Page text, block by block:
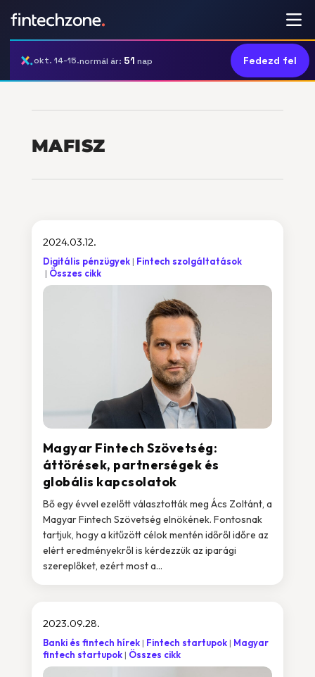
okt. 14-15.normál ár: 51 nap Fedezd fel
MAFISZ
Magyar Fintech Szövetség:
áttörések, partnerségek és
globális kapcsolatok
2024.03.12.
Digitális pénzügyek
Fintech szolgáltatások
Összes cikk
Bő egy évvel ezelőtt választották meg Ács Zoltánt, a
Magyar Fintech Szövetség elnökének. Fontosnak
tartjuk, hogy a kitűzött célok mentén időről időre az
elért eredményekről is kérdezzük az iparági
szereplőket, ezért most a...
2023.09.28.
Banki és fintech hírek Fintech startupok
Magyar
fintech startupok
Összes cikk